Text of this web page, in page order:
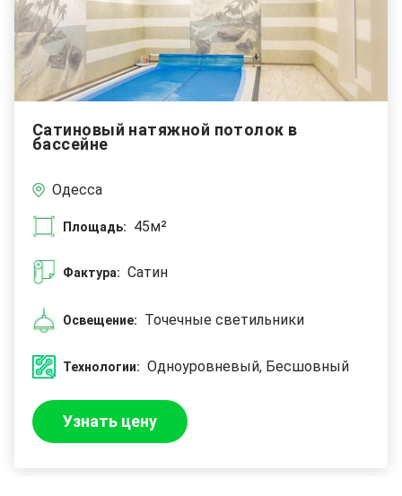
Сатиновый натяжной потолок в
бассейне
Одесса
Площадь: 45м²
Фактура: Сатин
Освещение: Точечные светильники
Технологии: Одноуровневый, Бесшовный
Узнать цену